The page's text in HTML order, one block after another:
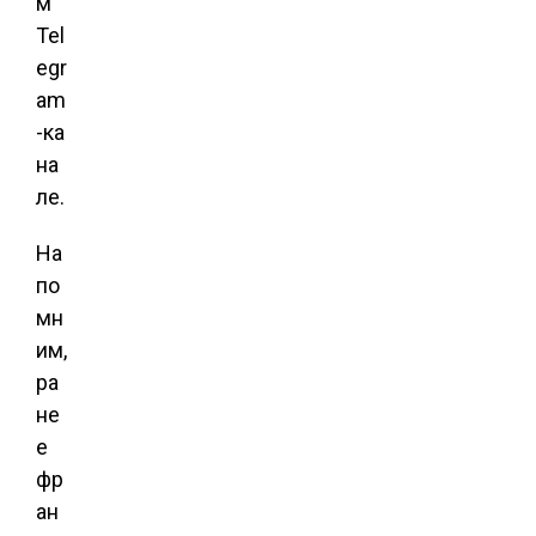
Tel
egr
am
-ка
на
ле.
На
по
мн
им,
ра
не
е
фр
ан